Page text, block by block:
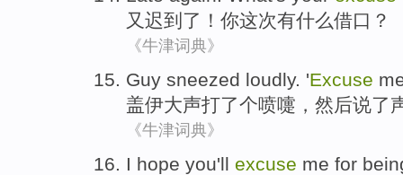
又 迟到了！ 你这次有什么借口 ？
《牛津词典》
Guy sneezed loudly. 'Excuse
盖伊大声打了个喷嚏 ，然后说了
《牛津词典》
I hope you'll excuse me for